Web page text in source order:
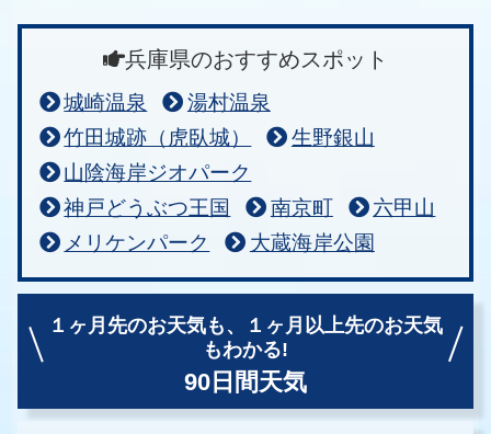
兵庫県のおすすめスポット
城崎温泉
湯村温泉
竹田城跡（虎臥城）
生野銀山
山陰海岸ジオパーク
神戸どうぶつ王国
南京町
六甲山
メリケンパーク
大蔵海岸公園
１ヶ月先のお天気も、
１ヶ月以上先のお天気
もわかる!
90日間天気